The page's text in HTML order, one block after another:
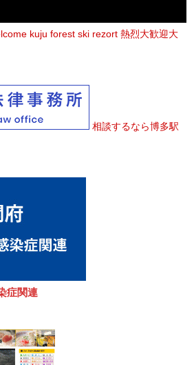
kuju forest ski rezort 熱烈大歓迎大
相談するなら博多駅
症関連